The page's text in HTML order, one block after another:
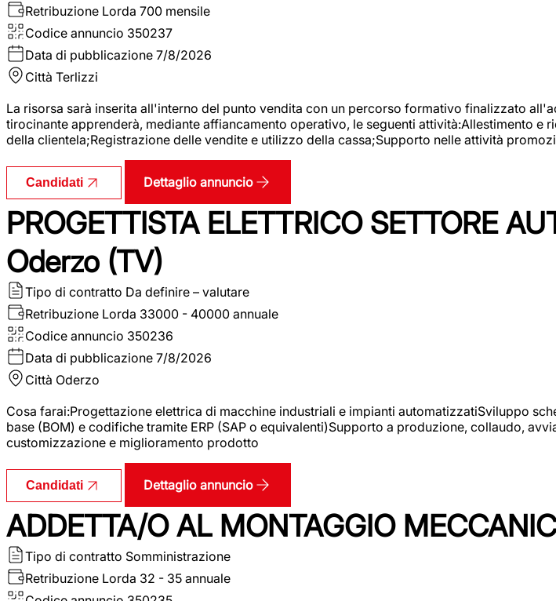
Retribuzione Lorda 700 mensile
Codice annuncio 350237
Data di pubblicazione 7/8/2026
Città Terlizzi
La risorsa sarà inserita all'interno del punto vendita con un percorso formativo finalizzato
tirocinante apprenderà, mediante affiancamento operativo, le seguenti attività:Allestimento
della clientela;Registrazione delle vendite e utilizzo della cassa;Supporto nelle attività
Candidati Dettaglio annuncio
PROGETTISTA ELETTRICO SETTORE
Oderzo (TV)
Tipo di contratto Da definire – valutare
Retribuzione Lorda 33000 - 40000 annuale
Codice annuncio 350236
Data di pubblicazione 7/8/2026
Città Oderzo
Cosa farai:Progettazione elettrica di macchine industriali e impianti automatizzatiSviluppo
base (BOM) e codifiche tramite ERP (SAP o equivalenti)Supporto a produzione, collaudo,
customizzazione e miglioramento prodotto
Candidati Dettaglio annuncio
ADDETTA/O AL MONTAGGIO
Tipo di contratto Somministrazione
Retribuzione Lorda 32 - 35 annuale